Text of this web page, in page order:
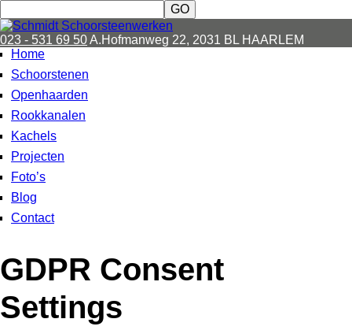
023 - 531 69 50A.Hofmanweg 22, 2031 BL HAARLEM
Home
Schoorstenen
Openhaarden
Rookkanalen
Kachels
Projecten
Foto’s
Blog
Contact
GDPR Consent
Settings